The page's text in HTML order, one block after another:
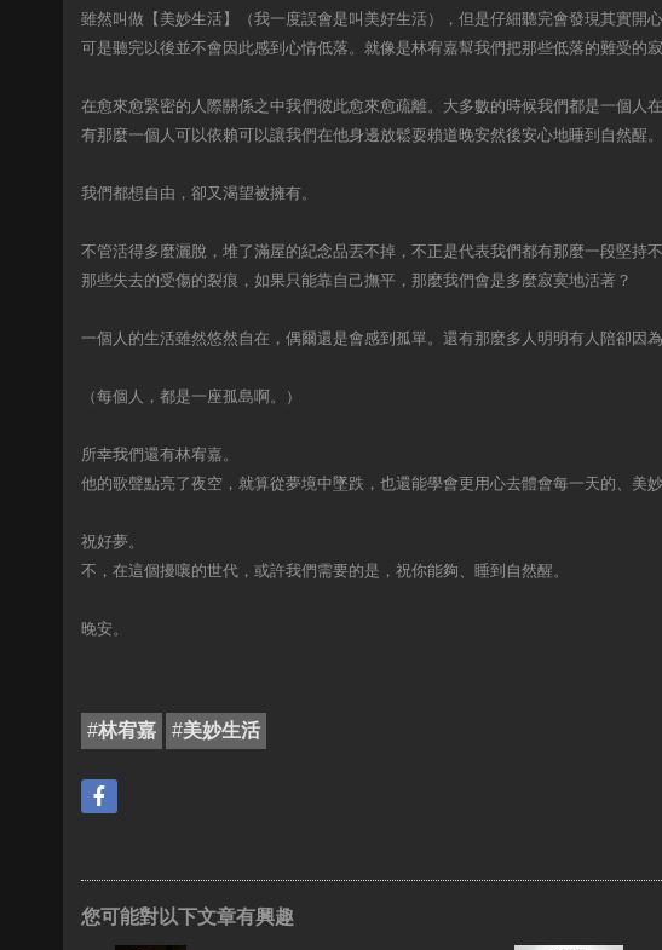
雖然叫做【美妙生活】（我一度誤會是叫美好生活），但是仔細聽完會發現其實開心
可是聽完以後並不會因此感到心情低落。就像是林宥嘉幫我們把那些低落的難受的
在愈來愈緊密的人際關係之中我們彼此愈來愈疏離。大多數的時候我們都是一個
有那麼一個人可以依賴可以讓我們在他身邊放鬆耍賴道晚安然後安心地睡到自然醒。
我們都想自由，卻又渴望被擁有。
不管活得多麼灑脫，堆了滿屋的紀念品丟不掉，不正是代表我們都有那麼一段堅持
那些失去的受傷的裂痕，如果只能靠自己撫平，那麼我們會是多麼寂寞地活著？
一個人的生活雖然悠然自在，偶爾還是會感到孤單。還有那麼多人明明有人陪卻因
（每個人，都是一座孤島啊。）
所幸我們還有林宥嘉。
他的歌聲點亮了夜空，就算從夢境中墜跌，也還能學會更用心去體會每一天的、美妙
祝好夢。
不，在這個擾嚷的世代，或許我們需要的是，祝你能夠、睡到自然醒。
晚安。
#林宥嘉 #美妙生活
您可能對以下文章有興趣